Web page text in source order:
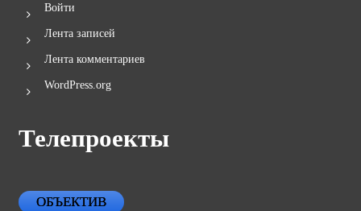
Войти
Лента записей
Лента комментариев
WordPress.org
Телепроекты
ОБЪЕКТИВ